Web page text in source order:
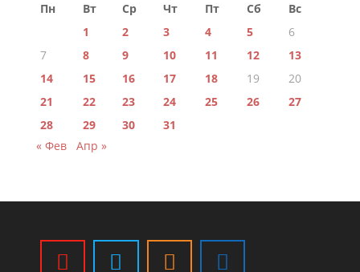
Пн Вт Ср Чт Пт Сб
Вс
1
2 3 4 5
6
7
8 9 10 11 12
13
14
15 16 17 18 19
20
21
22 23 24 25 26
27
28
29 30
31
« Фев
Апр »